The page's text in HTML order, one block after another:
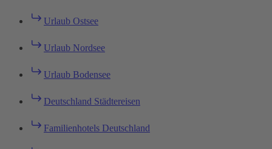
Urlaub Ostsee
Urlaub Nordsee
Urlaub Bodensee
Deutschland Städtereisen
Familienhotels Deutschland